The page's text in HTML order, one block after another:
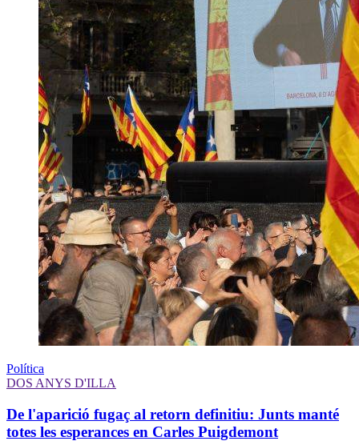
Política
DOS ANYS D'ILLA
De l'aparició fugaç al retorn definitiu: Junts manté
totes les esperances en Carles Puigdemont